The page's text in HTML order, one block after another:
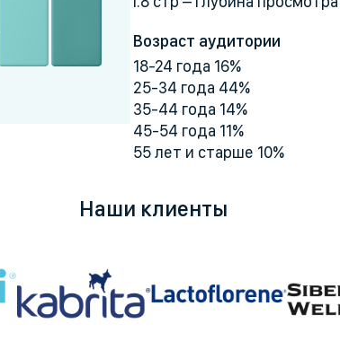
Возраст аудитории
18-24 года 16%
25-34 года 44%
35-44 года 14%
45-54 года 11%
55 лет и старше 10%
Наши клиенты